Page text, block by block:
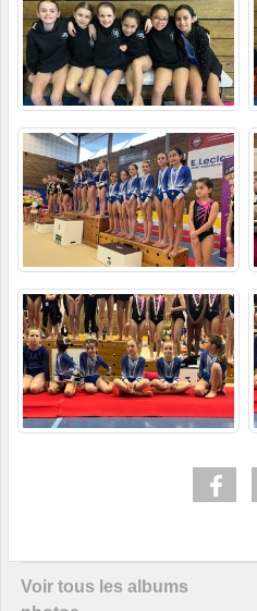
Voir tous les albums